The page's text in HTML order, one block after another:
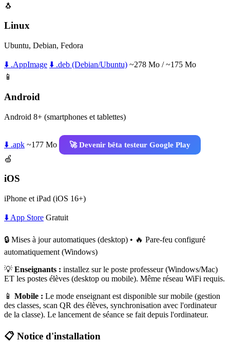
🐧
Linux
Ubuntu, Debian, Fedora
⬇️ .AppImage ⬇️ .deb (Debian/Ubuntu) ~278 Mo / ~175 Mo
📱
Android
Android 8+ (smartphones et tablettes)
⬇️ .apk ~177 Mo
🚀 Devenir bêta testeur Google Play
🍏
iOS
iPhone et iPad (iOS 16+)
⬇️ App Store Gratuit
🔒 Mises à jour automatiques (desktop) • 🔥 Pare-feu configuré
automatiquement (Windows)
💡 Enseignants : installez sur le poste professeur (Windows/Mac)
ET les postes élèves (desktop ou mobile). Même réseau WiFi requis.
📱 Mobile : Le mode enseignant est disponible sur mobile (gestion
des classes, scan QR des élèves, synchronisation avec l'ordinateur
de la classe). Le lancement de séance se fait depuis l'ordinateur.
📋 Notice d'installation